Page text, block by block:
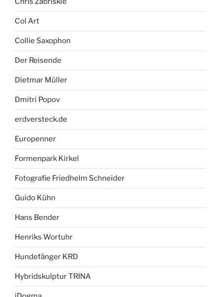
Col Art
Collie Saxophon
Der Reisende
Dietmar Müller
Dmitri Popov
erdversteck.de
Europenner
Formenpark Kirkel
Fotografie Friedhelm Schneider
Guido Kühn
Hans Bender
Henriks Wortuhr
Hundefänger KRD
Hybridskulptur TRINA